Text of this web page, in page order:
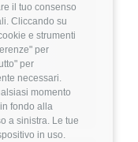
il tuo consenso
Cliccando su
e strumenti
per
per
necessari.
momento
fondo alla
a sinistra. Le tue
in uso.
Ibrido